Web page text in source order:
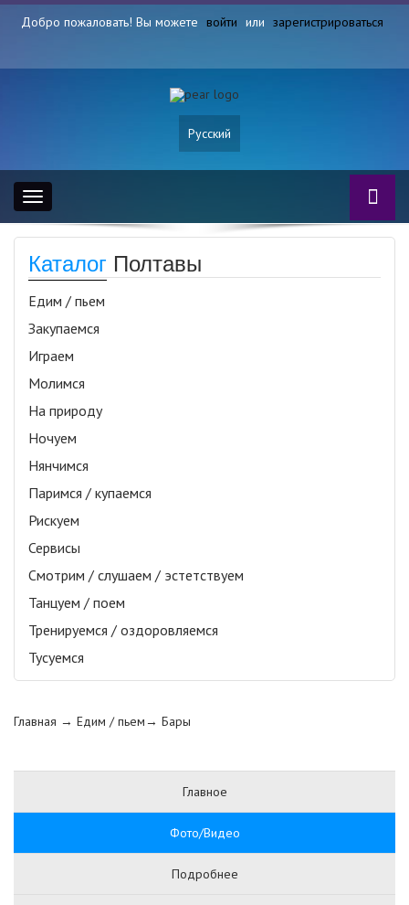
Добро пожаловать! Вы можете войти или зарегистрироваться
Русский
Toggle
navigation
Каталог Полтавы
Едим / пьем
Закупаемся
Играем
Молимся
На природу
Ночуем
Нянчимся
Паримся / купаемся
Рискуем
Сервисы
Смотрим / слушаем / эстетствуем
Танцуем / поем
Тренируемся / оздоровляемся
Тусуемся
Главная → Едим / пьем→ Бары
Главное
Фото/Видео
Подробнее